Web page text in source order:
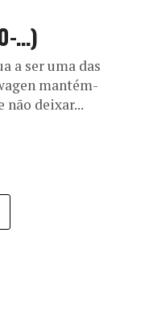
…)
a ser uma das
mantém-
não deixar...